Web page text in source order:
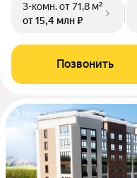
3-комн.от 71,8 м²
от 15,4 млн ₽
Позвонить